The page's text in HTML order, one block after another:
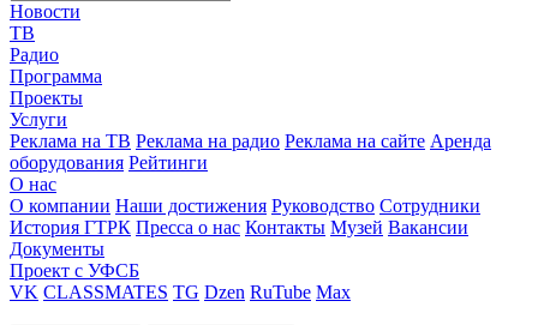
Новости
ТВ
Радио
Программа
Проекты
Услуги
Реклама на ТВ Реклама на радио Реклама на сайте Аренда
оборудования Рейтинги
О нас
О компании Наши достижения Руководство Сотрудники
История ГТРК Пресса о нас Контакты Музей Вакансии
Документы
Проект с УФСБ
VK CLASSMATES TG Dzen RuTube Max